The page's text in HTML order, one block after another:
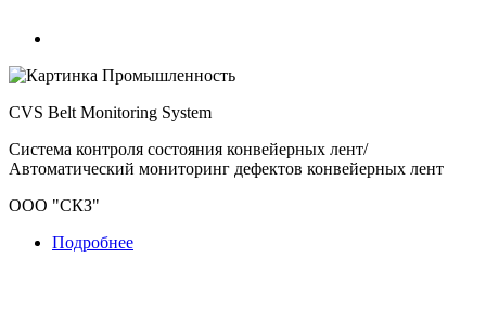
Промышленность
CVS Belt Monitoring System
Система контроля состояния конвейерных лент/
Автоматический мониторинг дефектов конвейерных лент
ООО "СКЗ"
Подробнее